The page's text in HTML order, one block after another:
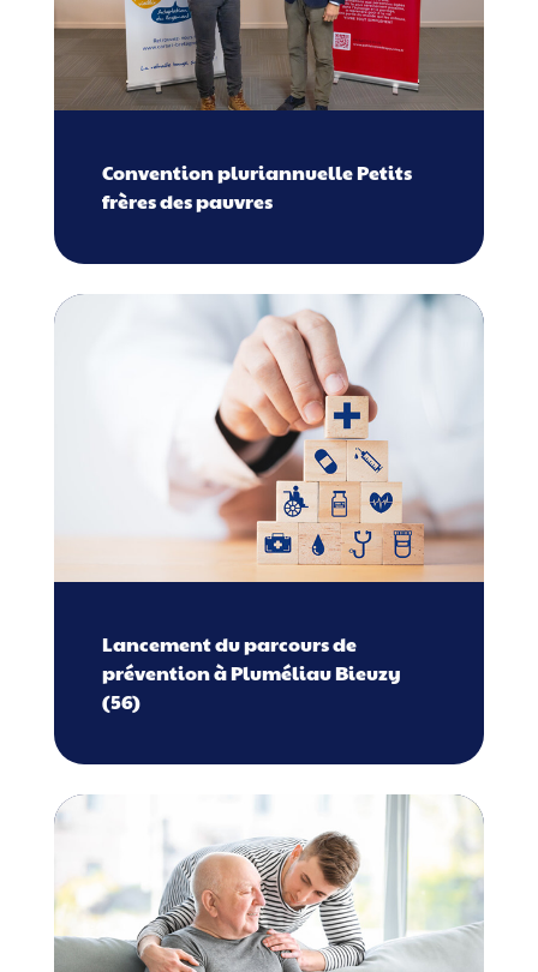
Convention pluriannuelle Petits
frères des pauvres​
Lancement du parcours de
prévention à Pluméliau Bieuzy
(56)